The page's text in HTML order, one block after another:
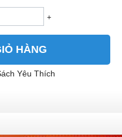
+
HÀNG
Yêu Thích